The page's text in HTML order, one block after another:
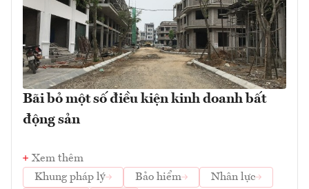
Bãi bỏ một số điều kiện kinh doanh bất
động sản
Xem thêm
Khung pháp lý
Bảo hiểm
Nhân lực